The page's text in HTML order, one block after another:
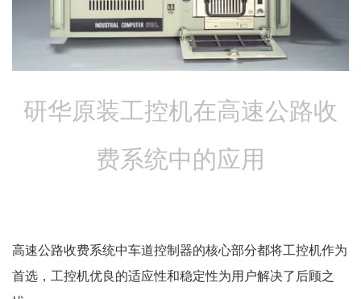
研华原装工控机在高速公路收
费系统中的应用
高速公路收费系统中车道控制器的核心部分都将工控机作为
首选，工控机优良的适应性和稳定性为用户解决了后顾之